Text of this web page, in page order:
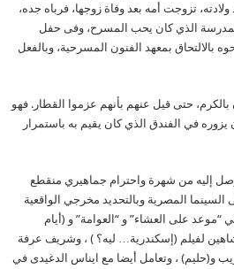
تزوجت أمه بعد وفاة زوجها، فرباه جده،
الذي كان يحب المسرح، وفى حفل
بالالتحاق بمعهد الفنون المسرحية، وبالفعل
حتى قيل عنهم بأنهم عزموا القطار. فهو
في الفندق الذي كان يقيم به باستمرار
إليه من شهرة واحترام جماهيري منقطع
المصرية وبالتحديد مخرجي الواقعية
على العشاء” و “العوامة” و (أيام
لفيلم (إسكندرية… ليه؟ ) ، وشريف عرفة
و(حليم) ، وتعامل أيضا مع ايناس الدغيدى في